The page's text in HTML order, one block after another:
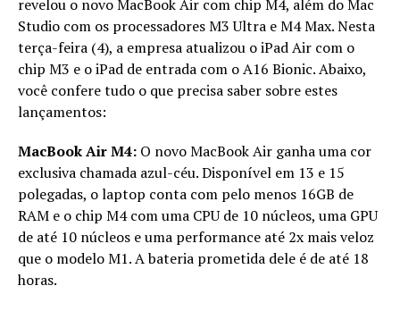
revelou o novo MacBook Air com chip M4, além do Mac
Studio com os processadores M3 Ultra e M4 Max. Nesta
terça-feira (4), a empresa atualizou o iPad Air com o
chip M3 e o iPad de entrada com o A16 Bionic. Abaixo,
você confere tudo o que precisa saber sobre estes
lançamentos:
MacBook Air M4: O novo MacBook Air ganha uma cor
exclusiva chamada azul-céu. Disponível em 13 e 15
polegadas, o laptop conta com pelo menos 16GB de
RAM e o chip M4 com uma CPU de 10 núcleos, uma GPU
de até 10 núcleos e uma performance até 2x mais veloz
que o modelo M1. A bateria prometida dele é de até 18
horas.